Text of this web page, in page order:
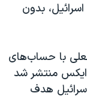
بدون
با حساب‌های
ایکس منتشر شد
هدف